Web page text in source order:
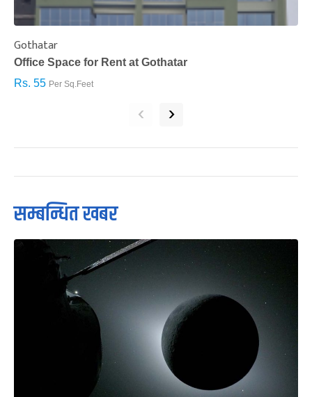
Gothatar
Office Space for Rent at Gothatar
Rs. 55 Per Sq.Feet
‹ ›
सम्बन्धित खबर